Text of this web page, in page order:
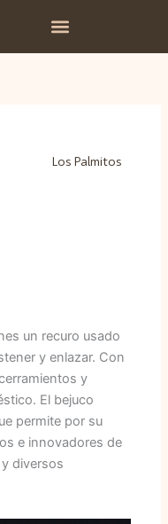
Los Palmitos
un recuro usado
y enlazar. Con
y
El bejuco
permite por su
e innovadores de
diversos